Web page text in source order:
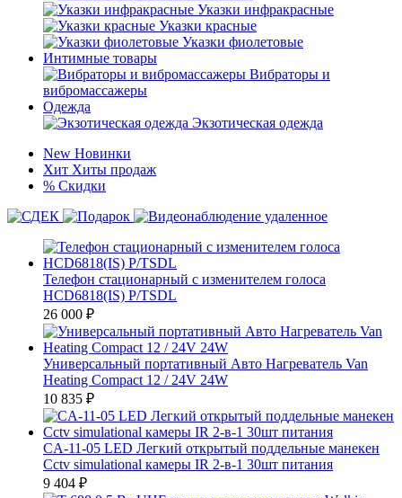
Указки инфракрасные
Указки красные
Указки фиолетовые
Интимные товары
Вибраторы и
вибромассажеры
Одежда
Экзотическая одежда
New Новинки
Хит Хиты продаж
% Скидки
Телефон стационарный с изменителем голоса
HCD6818(IS) P/TSDL
26 000 ₽
Универсальный портативный Авто Нагреватель Van
Heating Compact 12 / 24V 24W
10 835 ₽
CA-11-05 LED Легкий открытый поддельные манекен
Cctv simulational камеры IR 2-в-1 30шт питания
9 404 ₽